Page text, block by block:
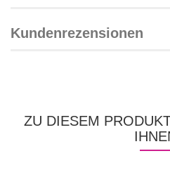
Kundenrezensionen
ZU DIESEM